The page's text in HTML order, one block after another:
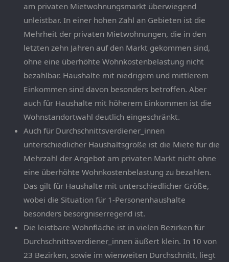
am privaten Mietwohnungsmarkt überwiegend
unleistbar. In einer hohen Zahl an Gebieten ist die
Mehrheit der privaten Mietwohnungen, die in den
letzten zehn Jahren auf den Markt gekommen sind,
ohne eine überhöhte Wohnkostenbelastung nicht
bezahlbar. Haushalte mit niedrigem und mittlerem
Einkommen sind davon besonders betroffen. Aber
auch für Haushalte mit höherem Einkommen ist die
Wohnstandortwahl deutlich eingeschränkt.
Auch für Durchschnittsverdiener_innen
unterschiedlicher Haushaltsgröße ist die Miete für die
Mehrzahl der Angebot am privaten Markt nicht ohne
eine überhöhte Wohnkostenbelastung zu bezahlen.
Das gilt für Haushalte mit unterschiedlicher Größe,
wobei die Situation für 1-Personenhaushalte
besonders besorgniserregend ist.
Die leistbare Wohnfläche ist in vielen Bezirken für
Durchschnittsverdiener_innen äußert klein. In 10 von
23 Bezirken, sowie im wienweiten Durchschnitt, liegt